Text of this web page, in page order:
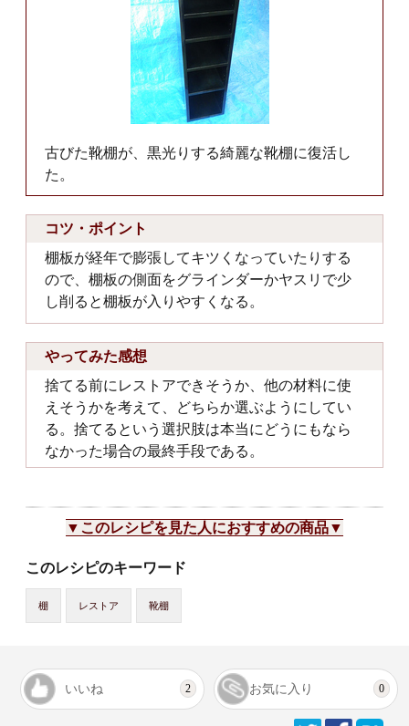
古びた靴棚が、黒光りする綺麗な靴棚に復活し
た。
コツ・ポイント
棚板が経年で膨張してキツくなっていたりする
ので、棚板の側面をグラインダーかヤスリで少
し削ると棚板が入りやすくなる。
やってみた感想
捨てる前にレストアできそうか、他の材料に使
えそうかを考えて、どちらか選ぶようにしてい
る。捨てるという選択肢は本当にどうにもなら
なかった場合の最終手段である。
▼このレシピを見た人におすすめの商品▼
このレシピのキーワード
棚 レストア 靴棚
いいね 2 お気に入り 0